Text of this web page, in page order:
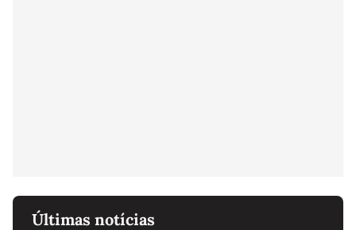
Últimas notícias